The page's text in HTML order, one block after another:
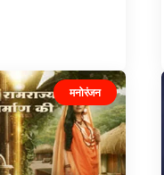
मनोरंजन